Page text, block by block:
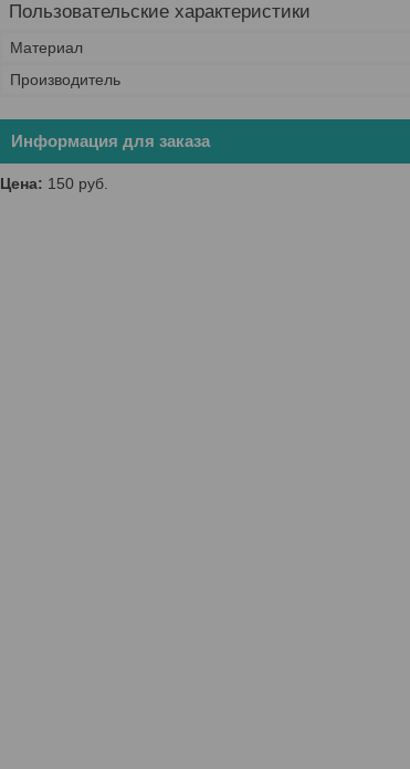
Пользовательские характеристики
Материал
Производитель
Информация для заказа
Цена: 150 руб.